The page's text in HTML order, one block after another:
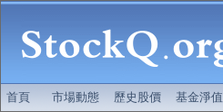
首頁 市場動態 歷史股價 基金淨值